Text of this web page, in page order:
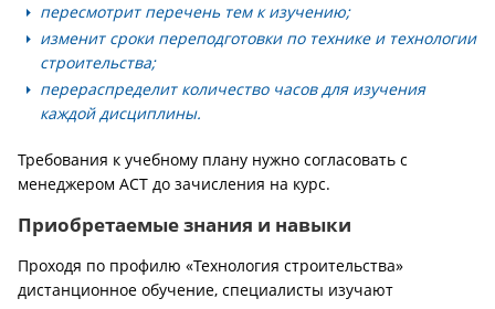
пересмотрит перечень тем к изучению;
изменит сроки переподготовки по технике и технологии
строительства;
перераспределит количество часов для изучения
каждой дисциплины.
Требования к учебному плану нужно согласовать с
менеджером АСТ до зачисления на курс.
Приобретаемые знания и навыки
Проходя по профилю «Технология строительства»
дистанционное обучение, специалисты изучают